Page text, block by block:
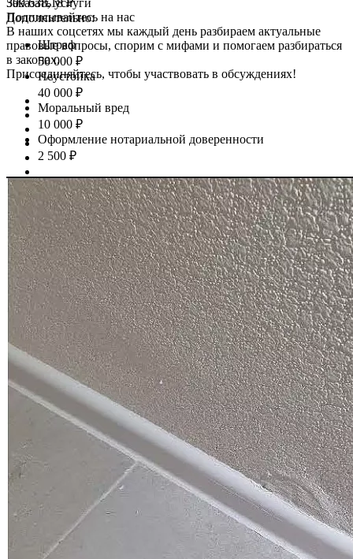
Дополнительно:
Штраф
50 000 ₽
Неустойка
40 000 ₽
Моральный вред
10 000 ₽
Оформление нотариальной доверенности
2 500 ₽
Заказать услуги
Подписывайтесь на нас
В наших соцсетях мы каждый день разбираем актуальные
правовые вопросы, спорим с мифами и помогаем разбираться
в законах.
Присоединяйтесь, чтобы участвовать в обсуждениях!
Предыдущая статья
Приемка квартиры - ЖК Magnifika Residence, г. Санкт-
Петербург, ГК ФСК
Следующая статья
Приемка квартиры - ЖК Гавань капитанов, г. Санкт-
Петербург, ГК Лидер групп
Рекомендуемые статьи
Все публикации
Показать все
Банкротство гражданина
Бизнес
Долевое строительство
Защита прав потребителей
Налоги физических лиц
Наследство
Недвижимость
Семейное право
Спорт
Судебные споры
Трудовое право
Юридические калькуляторы
Приемка квартиры и строительная экспертиза в ЖК
"Люблинский парк"
Долевое строительство
Приемка объекта
по ДДУ. Недостатки качества.